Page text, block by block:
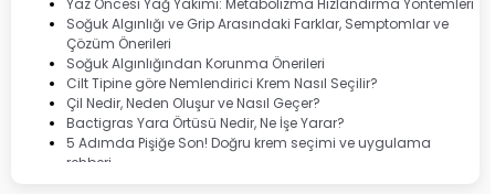
Rcfarma
Soğuk Algınlığı ve Grip Arasındaki Farklar, Semptomlar ve
Çözüm Önerileri
Soğuk Algınlığından Korunma Önerileri
Cilt Tipine göre Nemlendirici Krem Nasıl Seçilir?
Çil Nedir, Neden Oluşur ve Nasıl Geçer?
Bactigras Yara Örtüsü Nedir, Ne İşe Yarar?
5 Adımda Pişiğe Son! Doğru krem seçimi ve uygulama
rehberi